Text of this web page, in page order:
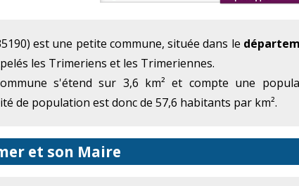
est une petite commune, située dans le
les Trimeriens et les Trimeriennes.
s'étend sur 3,6 km² et compte une
de population est donc de 57,6 habitants par km².
et son Maire